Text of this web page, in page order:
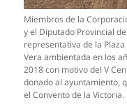
Miembros de la
y el Diputado Provincial
representativa de la
Vera ambientada en los
2018 con motivo del V
donado al ayuntamiento,
el Convento de la Victoria.